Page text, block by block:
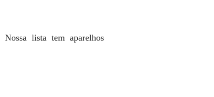
Nossa lista tem aparelhos